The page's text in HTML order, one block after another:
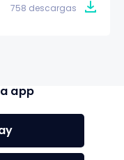
758 descargas
app